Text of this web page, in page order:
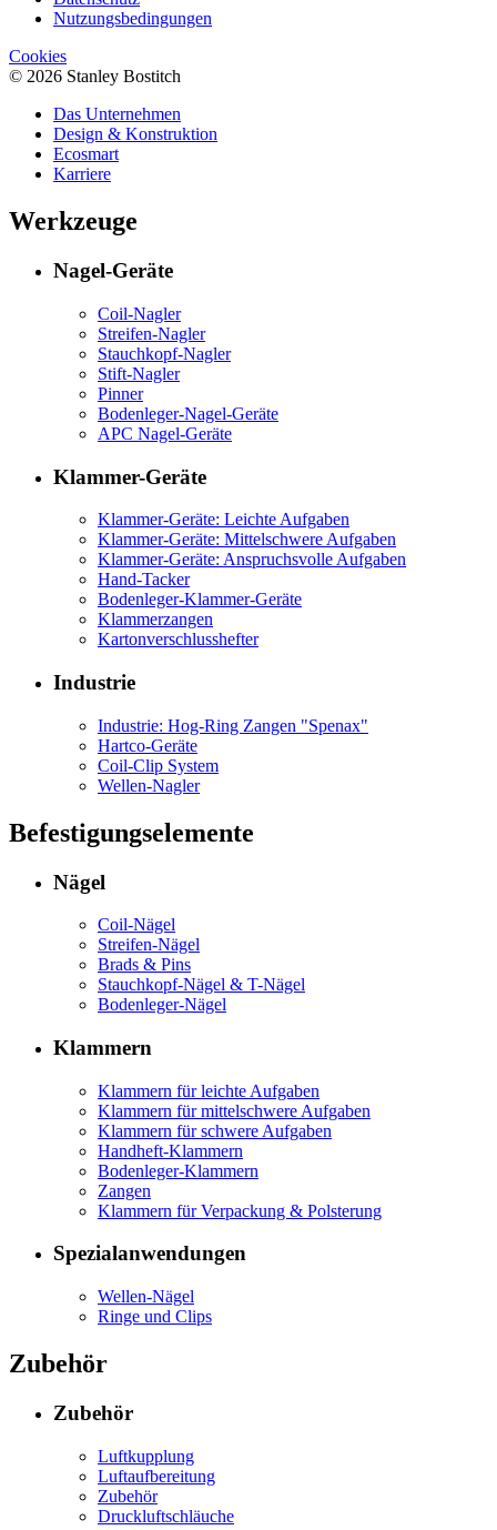
Nutzungsbedingungen
Cookies
© 2026 Stanley Bostitch
Das Unternehmen
Design & Konstruktion
Ecosmart
Karriere
Werkzeuge
Nagel-Geräte
Coil-Nagler
Streifen-Nagler
Stauchkopf-Nagler
Stift-Nagler
Pinner
Bodenleger-Nagel-Geräte
APC Nagel-Geräte
Klammer-Geräte
Klammer-Geräte: Leichte Aufgaben
Klammer-Geräte: Mittelschwere Aufgaben
Klammer-Geräte: Anspruchsvolle Aufgaben
Hand-Tacker
Bodenleger-Klammer-Geräte
Klammerzangen
Kartonverschlusshefter
Industrie
Industrie: Hog-Ring Zangen "Spenax"
Hartco-Geräte
Coil-Clip System
Wellen-Nagler
Befestigungselemente
Nägel
Coil-Nägel
Streifen-Nägel
Brads & Pins
Stauchkopf-Nägel & T-Nägel
Bodenleger-Nägel
Klammern
Klammern für leichte Aufgaben
Klammern für mittelschwere Aufgaben
Klammern für schwere Aufgaben
Handheft-Klammern
Bodenleger-Klammern
Zangen
Klammern für Verpackung & Polsterung
Spezialanwendungen
Wellen-Nägel
Ringe und Clips
Zubehör
Zubehör
Luftkupplung
Luftaufbereitung
Zubehör
Druckluftschläuche